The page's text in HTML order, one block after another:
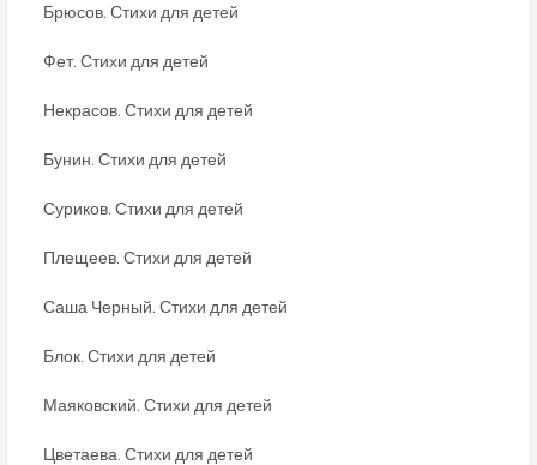
Брюсов. Стихи для детей
Фет. Стихи для детей
Некрасов. Стихи для детей
Бунин. Стихи для детей
Суриков. Стихи для детей
Плещеев. Стихи для детей
Саша Черный. Стихи для детей
Блок. Стихи для детей
Маяковский. Стихи для детей
Цветаева. Стихи для детей